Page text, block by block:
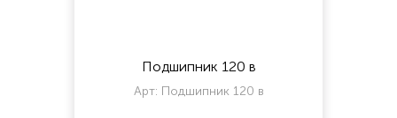
Подшипник 120 в
Арт: Подшипник 120 в